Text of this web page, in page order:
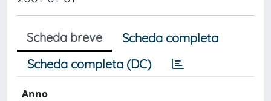
Scheda breve
Scheda completa
Scheda completa (DC)
Anno